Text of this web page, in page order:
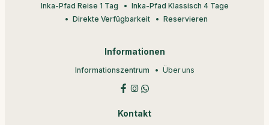
Inka-Pfad Reise 1 Tag
Inka-Pfad Klassisch 4 Tage
Direkte Verfügbarkeit
Reservieren
Informationen
Informationszentrum Über uns
Kontakt